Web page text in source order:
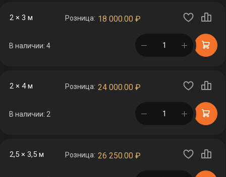
2 × 3 м Розница: 18 000.00 ₽
В наличии: 4 в корзине
2 × 4 м Розница: 24 000.00 ₽
В наличии: 2 в корзине
2,5 × 3,5 м Розница: 26 250.00 ₽